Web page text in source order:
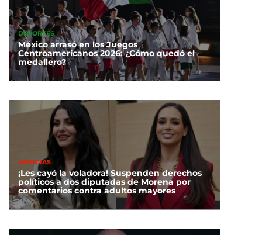
DEPORTES
México arrasó en los Juegos
Centroamericanos 2026: ¿Cómo quedó el
medallero?
NOTICIAS
¡Les cayó la voladora! Suspenden derechos
políticos a dos diputadas de Morena por
comentarios contra adultos mayores